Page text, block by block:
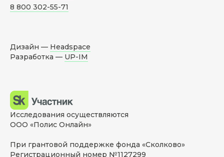
8 800 302-55-71
Дизайн — Headspace
Разработка — UP-IM
Исследования осуществляются
ООО «Полис Онлайн»
При грантовой поддержке фонда «Сколково»
Регистрационный номер №1127299